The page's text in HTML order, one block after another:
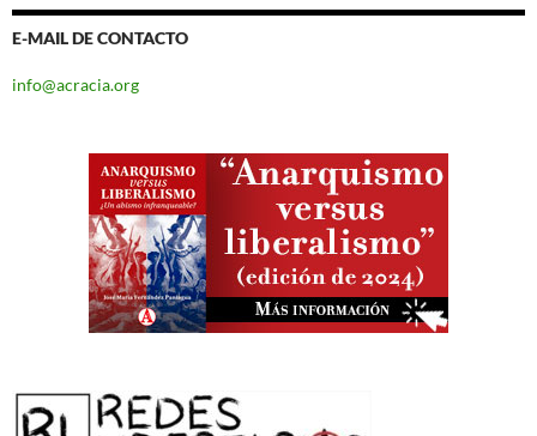
E-MAIL DE CONTACTO
info@acracia.org